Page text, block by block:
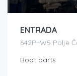
ENTRADA
642P+W5 Polje
Boat parts